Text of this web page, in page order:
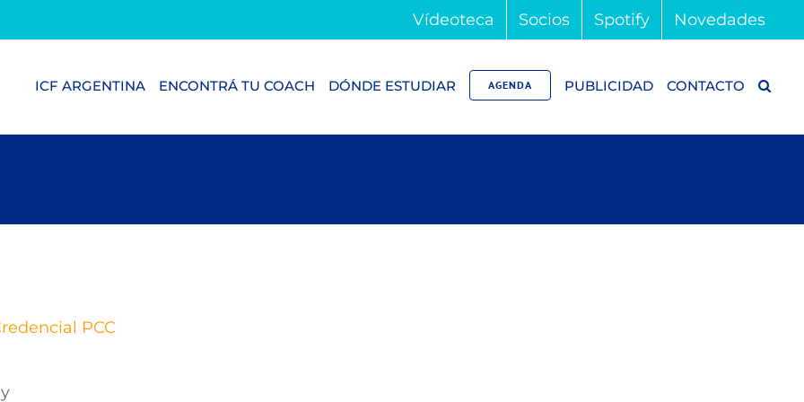
Vídeoteca Socios Spotify Novedades
ICF ARGENTINA ENCONTRÁ TU COACH DÓNDE ESTUDIAR AGENDA PUBLICIDAD CONTACTO
PCC